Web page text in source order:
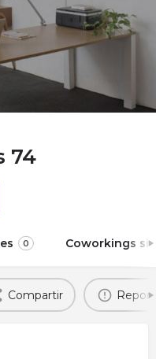
74
0 Coworkings
Compartir